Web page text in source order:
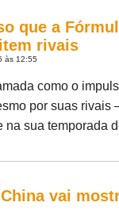
que a
rivais
às 12:55
como o
por suas rivais
sua temporada
vai